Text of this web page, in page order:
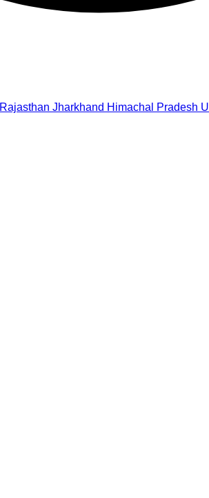
Rajasthan Jharkhand Himachal Pradesh